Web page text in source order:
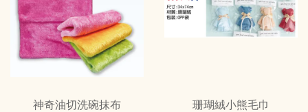
神奇油切洗碗抹布 珊瑚絨小熊毛巾